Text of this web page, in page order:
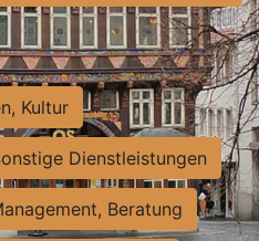
Kultur
Dienstleistungen
Beratung